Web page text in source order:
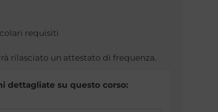
requisiti
rilasciato un attestato di frequenza.
dettagliate su questo corso: